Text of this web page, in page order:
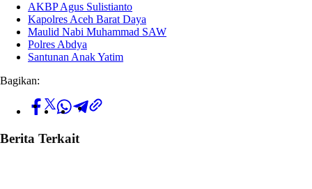
AKBP Agus Sulistianto
Kapolres Aceh Barat Daya
Maulid Nabi Muhammad SAW
Polres Abdya
Santunan Anak Yatim
Bagikan:
Berita Terkait